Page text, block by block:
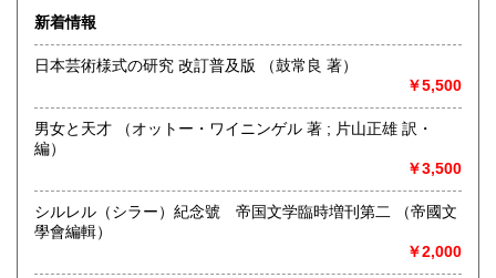
沿線名：東海道線
最寄駅：真鶴駅
営業時間：店舗はありません。
書籍の買取について
取り扱い分野
歴史、社会科学、近代文献、サブカルチャー、古書一般（そ
新着情報
日本芸術様式の研究 改訂普及版 （鼓常良 著）
￥5,500
男女と天才 （オットー・ワイニンゲル 著 ; 片山正雄 訳・
編）
￥3,500
シルレル（シラー）紀念號 帝国文学臨時増刊第二 （帝國文
學會編輯）
￥2,000